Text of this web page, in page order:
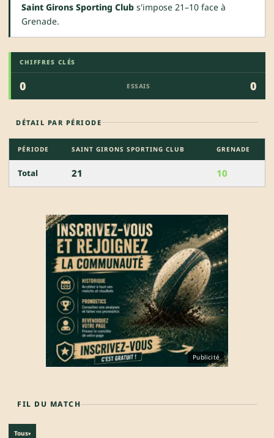
Saint Girons Sporting Club s'impose 21–10 face à
Grenade.
CHIFFRES CLÉS
0 ESSAIS 0
DÉTAIL PAR PÉRIODE
PÉRIODE SAINT GIRONS SPORTING CLUB GRENADE
Total 21 10
Publicité
FIL DU MATCH
Tous▾